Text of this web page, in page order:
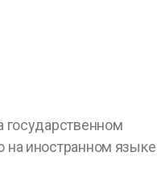
государственном
на иностранном языке